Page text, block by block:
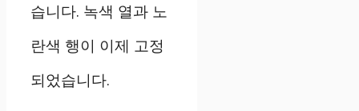
습니다. 녹색 열과 노
란색 행이 이제 고정
되었습니다.